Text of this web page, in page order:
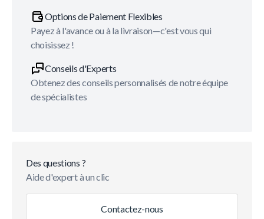
Options de Paiement Flexibles
Payez à l'avance ou à la livraison—c'est vous qui
choisissez !
Conseils d'Experts
Obtenez des conseils personnalisés de notre équipe
de spécialistes
Des questions ?
Aide d'expert à un clic
Contactez-nous